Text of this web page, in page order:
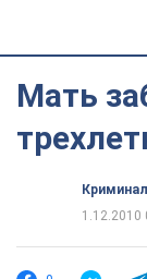
Мать
1.12.2010